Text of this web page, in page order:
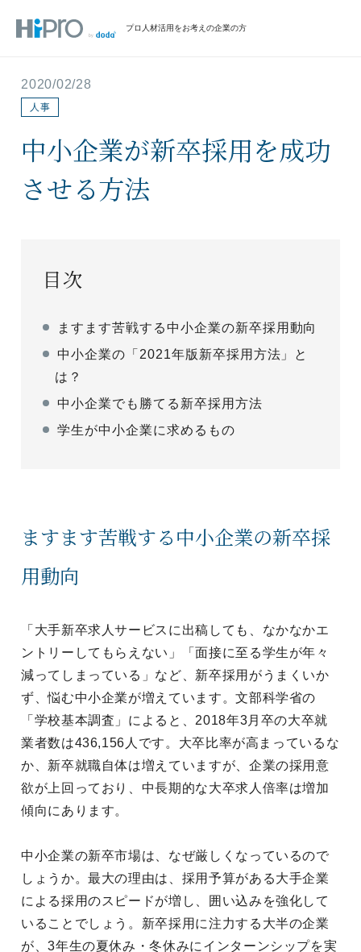
プロ人材活用をお考えの企業の方
2020/02/28
人事
中小企業が新卒採用を成功
させる方法
目次
ますます苦戦する中小企業の新卒採用動向
中小企業の「2021年版新卒採用方法」と
は？
中小企業でも勝てる新卒採用方法
学生が中小企業に求めるもの
ますます苦戦する中小企業の新卒採
用動向
「大手新卒求人サービスに出稿しても、なかなかエ
ントリーしてもらえない」「面接に至る学生が年々
減ってしまっている」など、新卒採用がうまくいか
ず、悩む中小企業が増えています。文部科学省の
「学校基本調査」によると、2018年3月卒の大卒就
業者数は436,156人です。大卒比率が高まっているな
か、新卒就職自体は増えていますが、企業の採用意
欲が上回っており、中長期的な大卒求人倍率は増加
傾向にあります。
中小企業の新卒市場は、なぜ厳しくなっているので
しょうか。最大の理由は、採用予算がある大手企業
による採用のスピードが増し、囲い込みを強化して
いることでしょう。新卒採用に注力する大半の企業
が、3年生の夏休み・冬休みにインターンシップを実